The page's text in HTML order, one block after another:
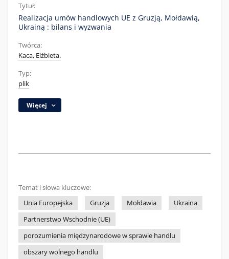
Tytuł:
Realizacja umów handlowych UE z Gruzją, Mołdawią,
Ukrainą : bilans i wyzwania
Twórca:
Kaca, Elżbieta.
Typ:
plik
Więcej
Temat i słowa kluczowe:
Unia Europejska
Gruzja Mołdawia
Ukraina
Partnerstwo Wschodnie (UE)
porozumienia międzynarodowe w sprawie handlu
obszary wolnego handlu